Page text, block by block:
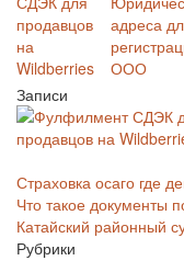
Записи
Страховка осаго где
Что такое документы
Катайский районный
Рубрики